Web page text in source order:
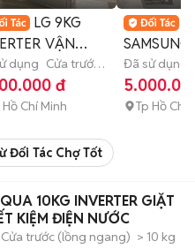
LG 9KG
VẬN
OK LỒNG
ĐÃ VỆ SINH
dụng Cửa trước
ngang) 9 - 9.9 kg
đ
Hồ Chí Minh
SAMSUNG
INVERTER
Đã sử dụng
(lồng
Tp Hồ Chí
Đối Tác Chợ Tốt
10KG INVERTER GIẶT
KIỆM ĐIỆN NƯỚC
Cửa trước (lồng ngang) > 10 kg